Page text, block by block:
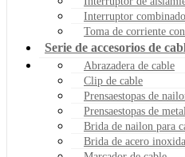
Interruptor
Toma de corriente
Serie de accesorios de
Abrazadera de cable
Clip de cable
Prensaestopas de
Prensaestopas de metal
Brida de nailon para
Brida de acero